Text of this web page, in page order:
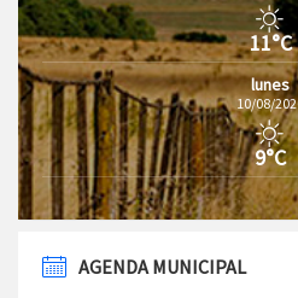
11°C
lunes
10/08/
9°C
AGENDA MUNICIPAL